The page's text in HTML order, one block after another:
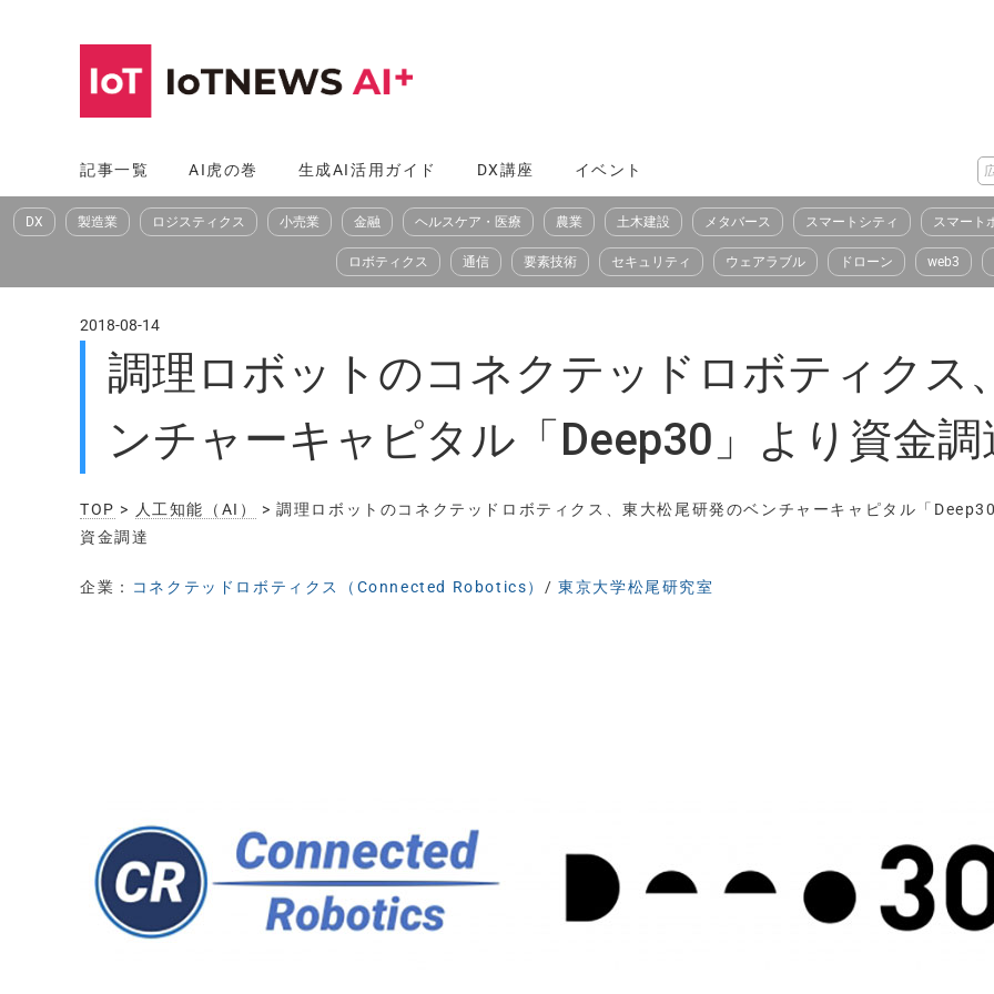
へ
ス
記事一覧 AI虎の巻 生成AI活用ガイド DX講座 イベント
DX 製造業 ロジスティクス 小売業 金融 ヘルスケア・医療 農業 土木建設 メタバース スマートシティ スマート
ロボティクス 通信 要素技術 セキュリティ ウェアラブル ドローン web3
2018-08-14
調理ロボットのコネクテッドロボティクス
ンチャーキャピタル「Deep30」より資金調
TOP > 人工知能（AI）
> 調理ロボットのコネクテッドロボティクス、東大松尾研発のベンチャーキャピタル「
資金調達
企業： コネクテッドロボティクス（Connected Robotics） /東京大学松尾研究室